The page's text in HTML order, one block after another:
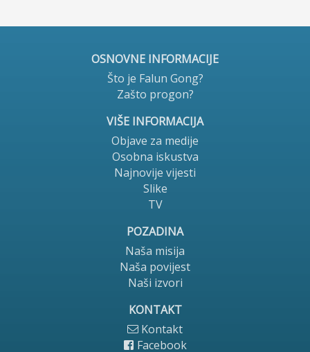
OSNOVNE INFORMACIJE
Što je Falun Gong?
Zašto progon?
VIŠE INFORMACIJA
Objave za medije
Osobna iskustva
Najnovije vijesti
Slike
TV
POZADINA
Naša misija
Naša povijest
Naši izvori
KONTAKT
Kontakt
Facebook